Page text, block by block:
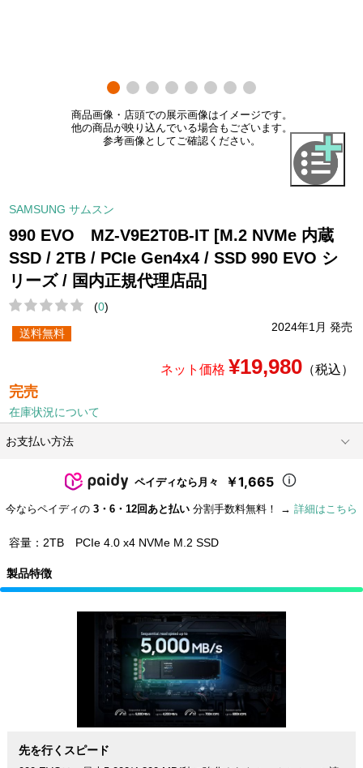
商品画像・店頭での展示画像はイメージです。
他の商品が映り込んでいる場合もございます。
参考画像としてご確認ください。
SAMSUNG サムスン
990 EVO MZ-V9E2T0B-IT [M.2 NVMe 内蔵
SSD / 2TB / PCIe Gen4x4 / SSD 990 EVO シ
リーズ / 国内正規代理店品]
(0)
2024年1月 発売
送料無料
ネット価格 ¥19,980（税込）
完売
在庫状況について
お支払い方法
ペイディなら月々 ￥1,665
今ならペイディの 3・6・12回あと払い 分割手数料無料！ → 詳細はこちら
容量：2TB PCIe 4.0 x4 NVMe M.2 SSD
製品特徴
先を行くスピード